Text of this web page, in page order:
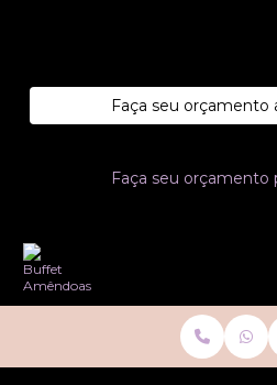
Faça seu orçamento
Faça seu orçamento